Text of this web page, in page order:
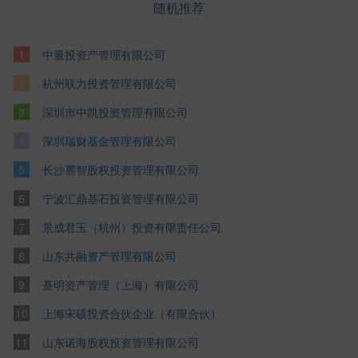
随机推荐
中量投资产管理有限公司
杭州联力投资管理有限公司
深圳市中凯投资管理有限公司
深圳瑞财基金管理有限公司
长沙麓智股权投资管理有限公司
宁波汇鼎基石投资管理有限公司
景成君玉（杭州）投资有限责任公司
山东共融资产管理有限公司
基明资产管理（上海）有限公司
上海宋硕投资合伙企业（有限合伙）
山东诺海股权投资管理有限公司